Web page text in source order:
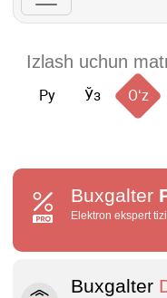
Ру Ўз Oʻz
Buxgalter
Elektron ekspert
Buxgalter